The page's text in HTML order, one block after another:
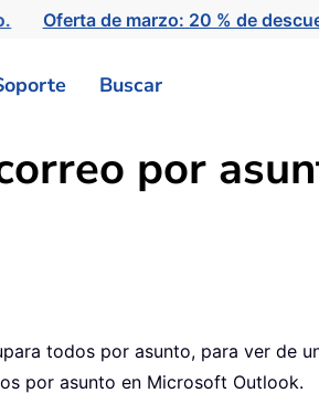
Oferta de marzo: 20 % de
Buscar
por
todos por asunto, para ver de
por asunto en Microsoft Outlook.